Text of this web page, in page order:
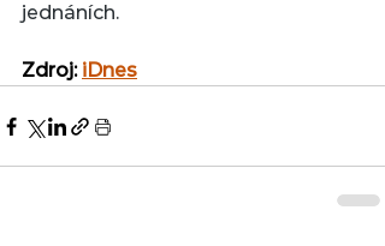
jednáních.
Zdroj: iDnes